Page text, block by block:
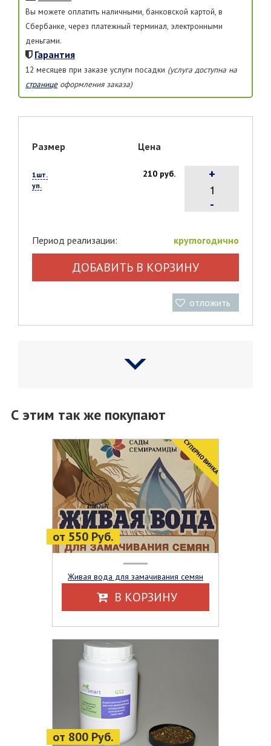
Вы можете оплатить наличными, банковской картой, в
Сбербанке, через платежный терминал, электронными
деньгами.
Гарантия
12 месяцев при заказе услуги посадки (услуга доступна на
страницеоформления заказа)
Размер Цена
1шт.
уп.
210 руб.
-
+
Период реализации: круглогодично
ДОБАВИТЬ В КОРЗИНУ
отложить
С этим так же покупают
от 550 Руб.
CУПЕРНОВИНКА
Живая вода для замачивания семян
В КОРЗИНУ
от 800 Руб.